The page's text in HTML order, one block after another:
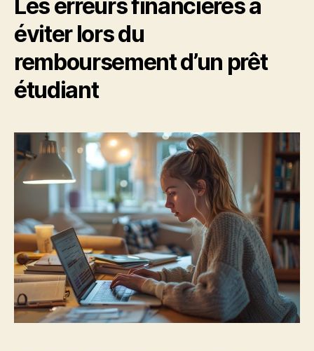
Les erreurs financières à
éviter lors du
remboursement d’un prêt
étudiant